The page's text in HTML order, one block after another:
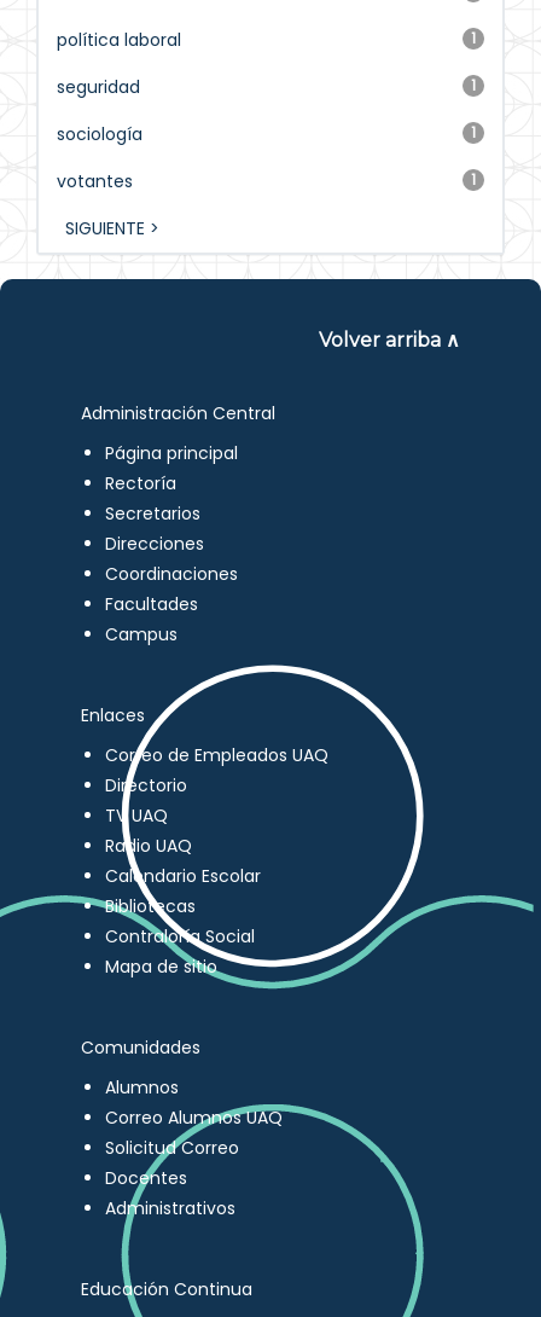
1
política laboral
1
seguridad
1
sociología
1
votantes
SIGUIENTE >
Volver arriba ∧
Administración Central
Página principal
Rectoría
Secretarios
Direcciones
Coordinaciones
Facultades
Campus
Enlaces
Correo de Empleados UAQ
Directorio
TV UAQ
Radio UAQ
Calendario Escolar
Bibliotecas
Contraloría Social
Mapa de sitio
Comunidades
Alumnos
Correo Alumnos UAQ
Solicitud Correo
Docentes
Administrativos
Educación Continua